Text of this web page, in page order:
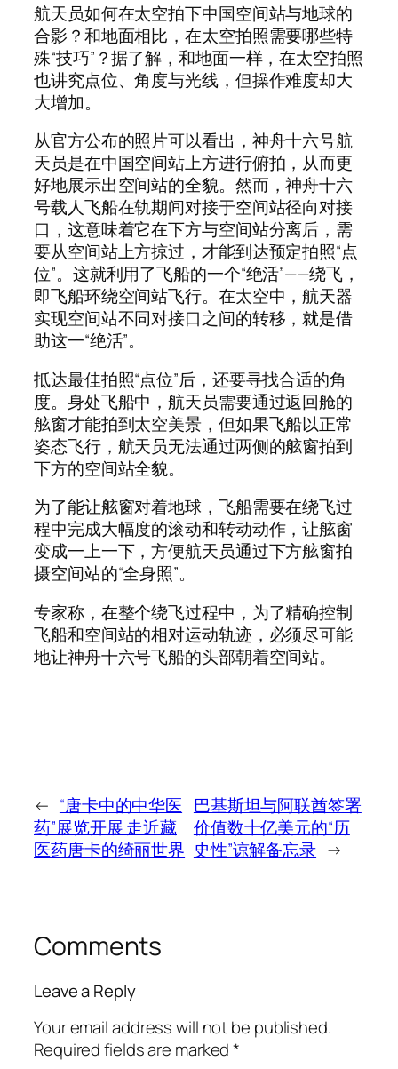
航天员如何在太空拍下中国空间站与地球的
合影？和地面相比，在太空拍照需要哪些特
殊“技巧”？据了解，和地面一样，在太空拍照
也讲究点位、角度与光线，但操作难度却大
大增加。
从官方公布的照片可以看出，神舟十六号航
天员是在中国空间站上方进行俯拍，从而更
好地展示出空间站的全貌。然而，神舟十六
号载人飞船在轨期间对接于空间站径向对接
口，这意味着它在下方与空间站分离后，需
要从空间站上方掠过，才能到达预定拍照“点
位”。这就利用了飞船的一个“绝活”——绕飞，
即飞船环绕空间站飞行。在太空中，航天器
实现空间站不同对接口之间的转移，就是借
助这一“绝活”。
抵达最佳拍照“点位”后，还要寻找合适的角
度。身处飞船中，航天员需要通过返回舱的
舷窗才能拍到太空美景，但如果飞船以正常
姿态飞行，航天员无法通过两侧的舷窗拍到
下方的空间站全貌。
为了能让舷窗对着地球，飞船需要在绕飞过
程中完成大幅度的滚动和转动动作，让舷窗
变成一上一下，方便航天员通过下方舷窗拍
摄空间站的“全身照”。
专家称，在整个绕飞过程中，为了精确控制
飞船和空间站的相对运动轨迹，必须尽可能
地让神舟十六号飞船的头部朝着空间站。
← “唐卡中的中华医
药”展览开展 走近藏
医药唐卡的绮丽世界
巴基斯坦与阿联酋签署
价值数十亿美元的“历
史性”谅解备忘录 →
Comments
Leave a Reply
Your email address will not be published.
Required fields are marked*